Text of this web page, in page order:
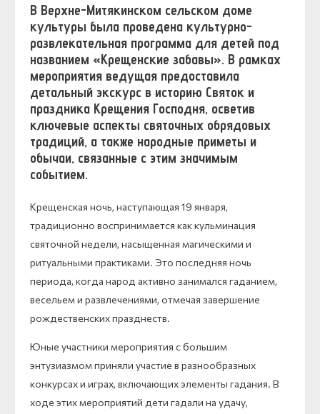
В Верхне-Митякинском сельском доме
культуры была проведена культурно-
развлекательная программа для детей под
названием «Крещенские забавы». В рамках
мероприятия ведущая предоставила
детальный экскурс в историю Святок и
праздника Крещения Господня, осветив
ключевые аспекты святочных обрядовых
традиций, а также народные приметы и
обычаи, связанные с этим значимым
событием.
Крещенская ночь, наступающая 19 января,
традиционно воспринимается как кульминация
святочной недели, насыщенная магическими и
ритуальными практиками. Это последняя ночь
периода, когда народ активно занимался гаданием,
весельем и развлечениями, отмечая завершение
рождественских празднеств.
Юные участники мероприятия с большим
энтузиазмом приняли участие в разнообразных
конкурсах и играх, включающих элементы гадания. В
ходе этих мероприятий дети гадали на удачу,